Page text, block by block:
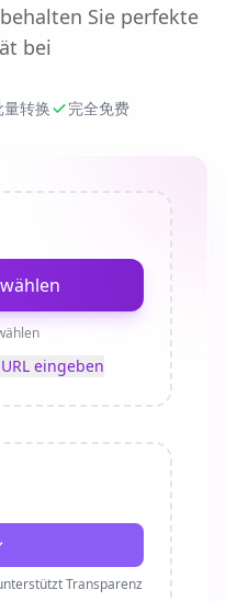
Sie perfekte
bei
转换 完全免费
eingeben
Transparenz